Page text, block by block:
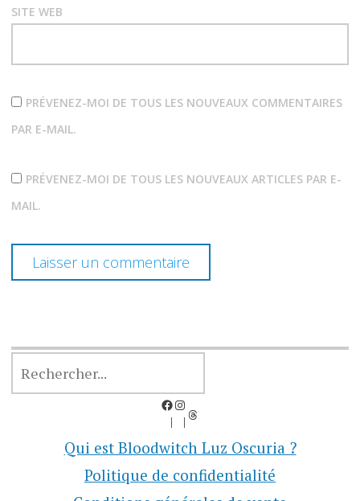
SITE WEB
PRÉVENEZ-MOI DE TOUS LES NOUVEAUX COMMENTAIRES
PAR E-MAIL.
PRÉVENEZ-MOI DE TOUS LES NOUVEAUX ARTICLES PAR E-
MAIL.
Facebook
Instagram
Threads
Qui est Bloodwitch Luz Oscuria ?
Politique de confidentialité